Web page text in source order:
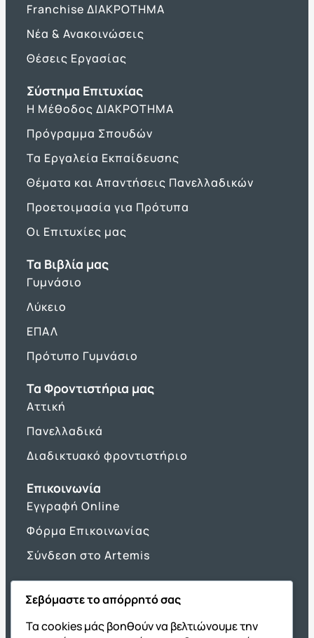
Franchise ΔΙΑΚΡΟΤΗΜΑ
Νέα & Ανακοινώσεις
Θέσεις Εργασίας
Σύστημα Επιτυχίας
Η Μέθοδος ΔΙΑΚΡΟΤΗΜΑ
Πρόγραμμα Σπουδών
Τα Εργαλεία Εκπαίδευσης
Θέματα και Απαντήσεις Πανελλαδικών
Προετοιμασία για Πρότυπα
Οι Επιτυχίες μας
Τα Βιβλία μας
Γυμνάσιο
Λύκειο
ΕΠΑΛ
Πρότυπο Γυμνάσιο
Τα Φροντιστήρια μας
Αττική
Πανελλαδικά
Διαδικτυακό φροντιστήριο
Επικοινωνία
Εγγραφή Online
Φόρμα Επικοινωνίας
Σύνδεση στο Artemis
Όμιλος ΔΙΑΚΡΟΤΗΜΑ
Σεβόμαστε το απόρρητό σας
Τα cookies μάς βοηθούν να βελτιώνουμε την